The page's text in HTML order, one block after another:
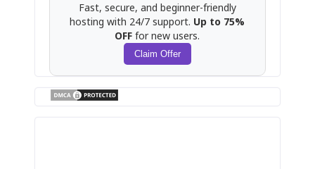
Fast, secure, and beginner-friendly
hosting with 24/7 support. Up to 75%
OFF for new users.
Claim Offer